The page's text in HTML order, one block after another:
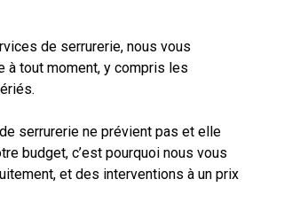
de serrurerie, nous vous
à tout moment, y compris les
serrurerie ne prévient pas et elle
budget, c’est pourquoi nous vous
et des interventions à un prix